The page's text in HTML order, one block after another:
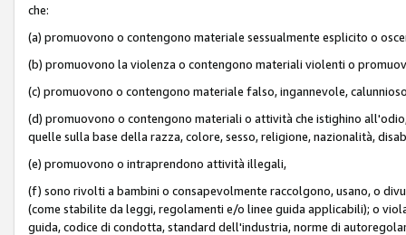
che:
(a) promuovono o contengono materiale sessualmente esplicito o
(b) promuovono la violenza o contengono materiali violenti o
(c) promuovono o contengono materiale falso, ingannevole,
(d) promuovono o contengono materiali o attività che istighino
quelle sulla base della razza, colore, sesso, religione, nazionalità,
(e) promuovono o intraprendono attività illegali,
(f) sono rivolti a bambini o consapevolmente raccolgono, usano, o
(come stabilite da leggi, regolamenti e/o linee guida applicabili); o
guida, codice di condotta, standard dell'industria, norme di